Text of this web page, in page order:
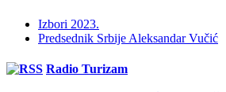
Izbori 2023.
Predsednik Srbije Aleksandar Vučić
Radio Turizam